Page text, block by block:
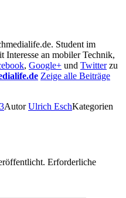
Student im
Interesse an mobiler Technik,
, Google+ und Twitterzu
Zeige alle Beiträge
AutorUlrich EschKategorien
Erforderliche